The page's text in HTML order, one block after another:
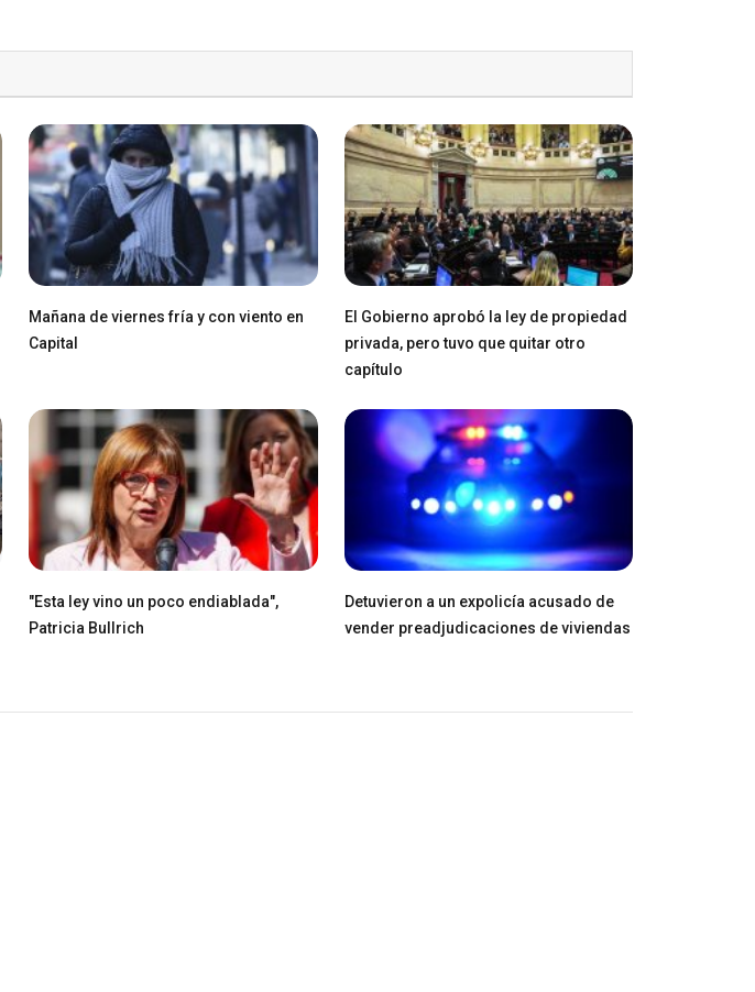
Mañana de viernes fría y con viento en
Capital
El Gobierno aprobó la ley de propiedad
privada, pero tuvo que quitar otro
capítulo
"Esta ley vino un poco endiablada",
Patricia Bullrich
Detuvieron a un expolicía acusado de
vender preadjudicaciones de viviendas